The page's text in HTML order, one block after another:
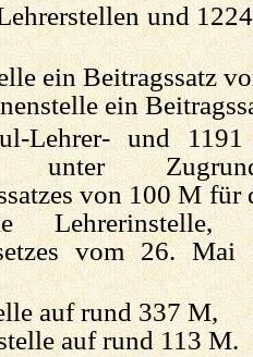
und
ein Beitragssatz
ein
Lehrer- und 1191
unter
von 100 M für
vom 26.
auf rund 337 M,
auf rund 113 M.